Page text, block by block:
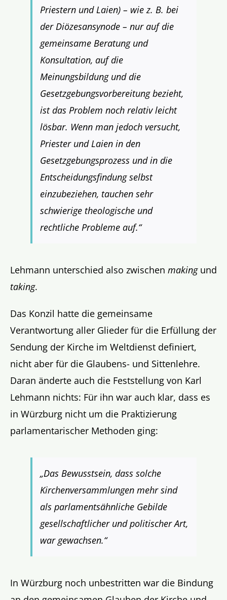
Priestern und Laien) – wie z. B. bei
der Diözesansynode – nur auf die
gemeinsame Beratung und
Konsultation, auf die
Meinungsbildung und die
Gesetzgebungsvorbereitung bezieht,
ist das Problem noch relativ leicht
lösbar. Wenn man jedoch versucht,
Priester und Laien in den
Gesetzgebungsprozess und in die
Entscheidungsfindung selbst
einzubeziehen, tauchen sehr
schwierige theologische und
rechtliche Probleme auf.“
Lehmann unterschied also zwischen makingund
taking.
Das Konzil hatte die gemeinsame
Verantwortung aller Glieder für die Erfüllung der
Sendung der Kirche im Weltdienst definiert,
nicht aber für die Glaubens- und Sittenlehre.
Daran änderte auch die Feststellung von Karl
Lehmann nichts: Für ihn war auch klar, dass es
in Würzburg nicht um die Praktizierung
parlamentarischer Methoden ging:
„Das Bewusstsein, dass solche
Kirchenversammlungen mehr sind
als parlamentsähnliche Gebilde
gesellschaftlicher und politischer Art,
war gewachsen.“
In Würzburg noch unbestritten war die Bindung